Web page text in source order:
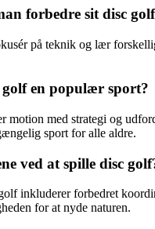
forbedre sit disc
på teknik og lær
en populær sport?
motion med strategi og
sport for alle aldre.
ved at spille disc
inkluderer forbedret
for at nyde naturen.